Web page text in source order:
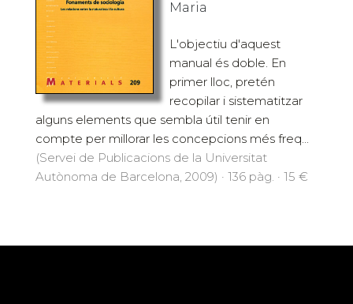
Maria
L'objectiu d'aquest
manual és doble. En
primer lloc, pretén
recopilar i sistematitzar
alguns elements que sembla útil tenir en
compte per millorar les concepcions més freq...
(Servei de Publicacions de la Universitat
Autònoma de Barcelona, 2009) · 136 pàg. · 15 €